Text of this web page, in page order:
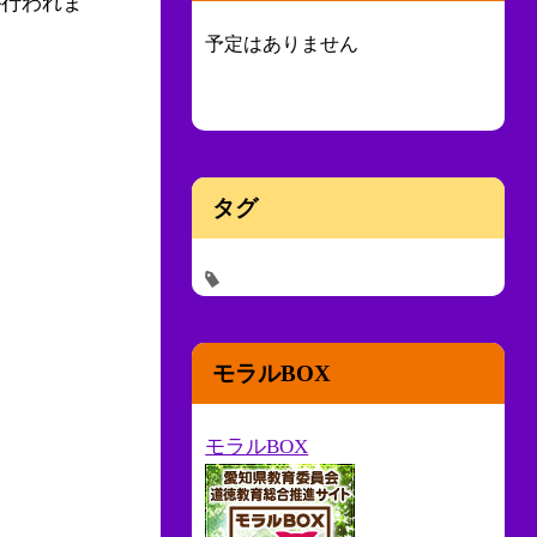
予定はありません
タグ
モラルBOX
モラルBOX